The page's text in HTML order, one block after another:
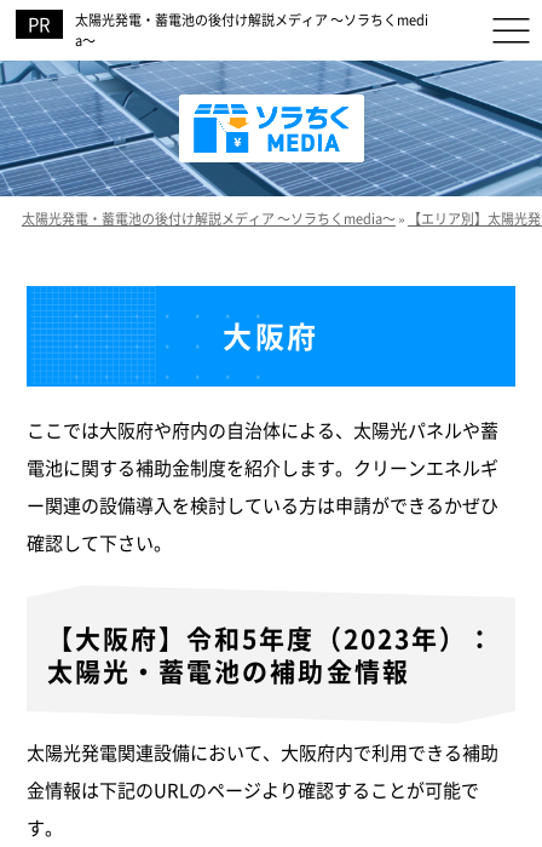
太陽光発電・蓄電池の後付け解説メディア ～ソラちくmedi
a～
太陽光発電・蓄電池の後付け解説メディア ～ソラちくmedia～» 【エリア別】太陽光
大阪府
ここでは大阪府や府内の自治体による、太陽光パネルや蓄
電池に関する補助金制度を紹介します。クリーンエネルギ
ー関連の設備導入を検討している方は申請ができるかぜひ
確認して下さい。
【大阪府】令和5年度（2023年）：
太陽光・蓄電池の補助金情報
太陽光発電関連設備において、大阪府内で利用できる補助
金情報は下記のURLのページより確認することが可能で
す。